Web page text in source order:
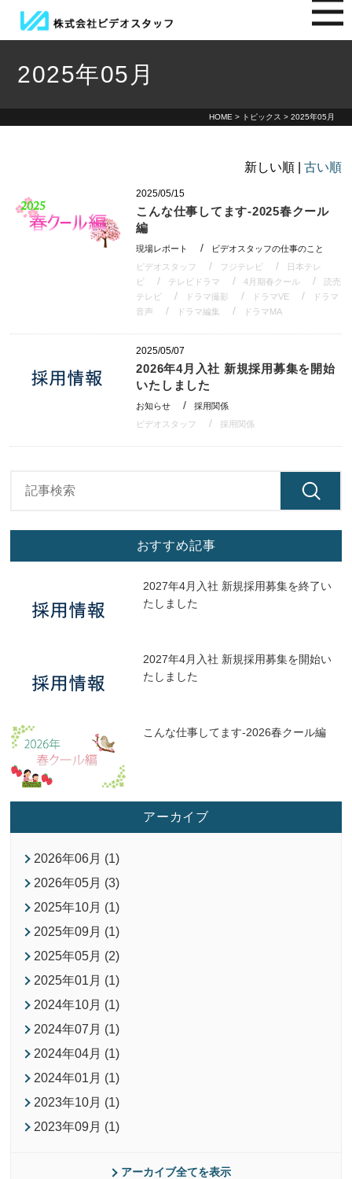
2025年05月
HOME > トピックス > 2025年05月
新しい順 | 古い順
2025/05/15
こんな仕事してます-2025春クール
編
現場レポート
ビデオスタッフの仕事のこと
ビデオスタッフ
フジテレビ
日本テレ
ビ
テレビドラマ 4月期春クール
読売
テレビ
ドラマ撮影 ドラマVE
ドラマ
音声
ドラマ編集 ドラマMA
2025/05/07
2026年4月入社 新規採用募集を開始
いたしました
お知らせ
採用関係
ビデオスタッフ
採用関係
おすすめ記事
2027年4月入社 新規採用募集を終了い
たしました
2027年4月入社 新規採用募集を開始い
たしました
こんな仕事してます-2026春クール編
アーカイブ
2026年06月 (1)
2026年05月 (3)
2025年10月 (1)
2025年09月 (1)
2025年05月 (2)
2025年01月 (1)
2024年10月 (1)
2024年07月 (1)
2024年04月 (1)
2024年01月 (1)
2023年10月 (1)
2023年09月 (1)
アーカイブ全てを表示